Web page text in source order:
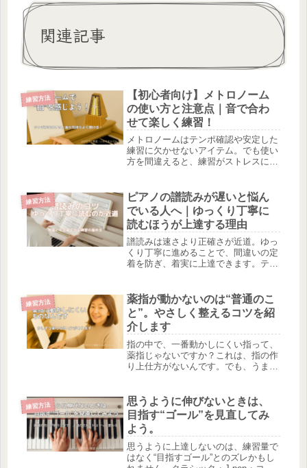
関連記事
練習方法
【初心者向け】メトロノーム
の使い方と注意点｜音で合わ
せて楽しく練習！
メトロノームはテンポ確認や安定した
練習に欠かせないアイテム。でも使い
方を間違えると、練習がストレスにな
点を、初心者にもやさしく解説しま
す。
練習方法
ピアノの譜読みが遅いと悩ん
でいる人へ｜ゆっくり丁寧に
読むほうが上達する理由
譜読みは速さより正確さが近道。ゆっ
くり丁寧に進めることで、間違いの定
着を防ぎ、着実に上達できます。テン
練習方法
薬指が動かないのは“普通のこ
と”。やさしく整えるコツを紹
介します
指の中で、一番動かしにくい指って、
薬指じゃないですか？これは、指の作
り上仕方がないんです。でも、うまく
ています。
練習方法
思うように伸びないときは、
目指す“ゴール”を見直してみ
よう。
思うように上達しないのは、練習量で
はなく“目指すゴール”とのズレかもし